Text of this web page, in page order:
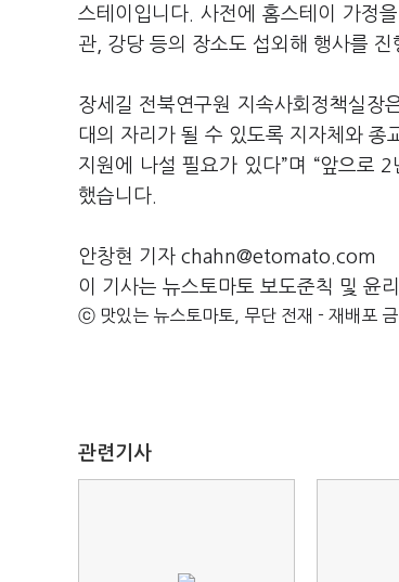
스테이입니다. 사전에 홈스테이 가정
관, 강당 등의 장소도 섭외해 행사를 진
장세길 전북연구원 지속사회정책실장
대의 자리가 될 수 있도록 지자체와 종
지원에 나설 필요가 있다”며 “앞으로
했습니다.
안창현 기자 chahn@etomato.com
이 기사는 뉴스토마토 보도준칙 및 윤
ⓒ 맛있는 뉴스토마토, 무단 전재 - 재배포 금
관련기사